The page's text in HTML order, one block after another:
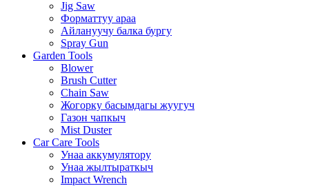
Jig Saw
Форматтуу араа
Айлануучу балка бургу
Spray Gun
Garden Tools
Blower
Brush Cutter
Chain Saw
Жогорку басымдагы жуугуч
Газон чапкыч
Mist Duster
Car Care Tools
Унаа аккумулятору
Унаа жылтыраткыч
Impact Wrench